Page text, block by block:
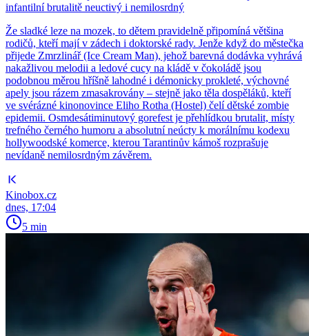
infantilní brutalitě neuctivý i nemilosrdný
Že sladké leze na mozek, to dětem pravidelně připomíná většina
rodičů, kteří mají v zádech i doktorské rady. Jenže když do městečka
přijede Zmrzlinář (Ice Cream Man), jehož barevná dodávka vyhrává
nakažlivou melodii a ledové cucy na kládě v čokoládě jsou
podobnou měrou hříšně lahodné i démonicky prokleté, výchovné
apely jsou rázem zmasakrovány – stejně jako těla dospěláků, kteří
ve svérázné kinonovince Eliho Rotha (Hostel) čelí dětské zombie
epidemii. Osmdesátiminutový gorefest je přehlídkou brutalit, místy
trefného černého humoru a absolutní neúcty k morálnímu kodexu
hollywoodské komerce, kterou Tarantinův kámoš rozprašuje
nevídaně nemilosrdným závěrem.
Kinobox.cz
dnes, 17:04
5 min